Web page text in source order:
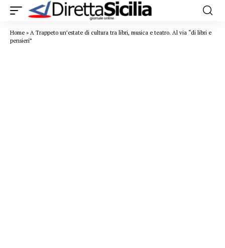
Home » A Trappeto un’estate di cultura tra libri, musica e teatro. Al via “di libri e
pensieri”